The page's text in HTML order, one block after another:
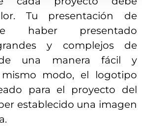
Tu presentación de
haber presentado
y complejos de
una manera fácil y
modo, el logotipo
para el proyecto del
establecido una imagen